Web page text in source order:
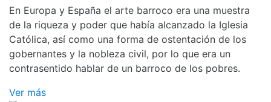
En Europa y España el arte barroco era una muestra
de la riqueza y poder que había alcanzado la Iglesia
Católica, así como una forma de ostentación de los
gobernantes y la nobleza civil, por lo que era un
contrasentido hablar de un barroco de los pobres.
Ver más